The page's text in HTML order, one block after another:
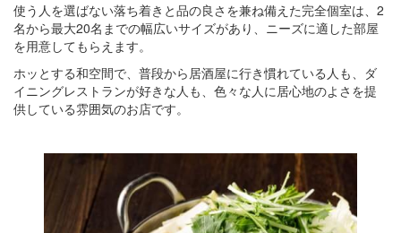
使う人を選ばない落ち着きと品の良さを兼ね備えた完全個室は、2
名から最大20名までの幅広いサイズがあり、ニーズに適した部屋
を用意してもらえます。
ホッとする和空間で、普段から居酒屋に行き慣れている人も、ダ
イニングレストランが好きな人も、色々な人に居心地のよさを提
供している雰囲気のお店です。